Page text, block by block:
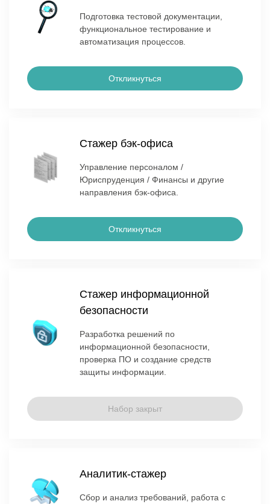
Подготовка тестовой документации,
функциональное тестирование и
автоматизация процессов.
Откликнуться
Стажер бэк-офиса
Управление персоналом /
Юриспруденция / Финансы и другие
направления бэк-офиса.
Откликнуться
Стажер информационной
безопасности
Разработка решений по
информационной безопасности,
проверка ПО и создание средств
защиты информации.
Набор закрыт
Аналитик-стажер
Сбор и анализ требований, работа с